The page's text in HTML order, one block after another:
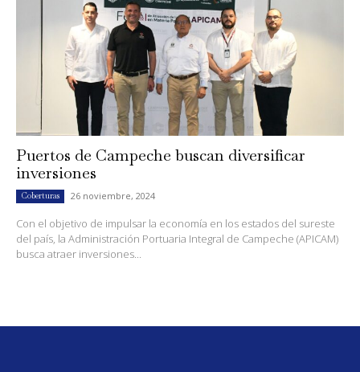
Puertos de Campeche buscan diversificar
inversiones
Coberturas 26 noviembre, 2024
Con el objetivo de impulsar la economía en los estados del sureste
del país, la Administración Portuaria Integral de Campeche (APICAM)
busca atraer inversiones...